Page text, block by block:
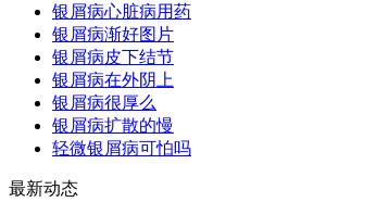
银屑病心脏病用药
银屑病渐好图片
银屑病皮下结节
银屑病在外阴上
银屑病很厚么
银屑病扩散的慢
轻微银屑病可怕吗
最新动态